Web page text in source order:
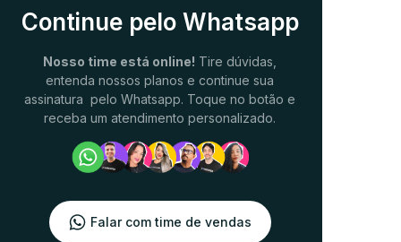
Continue pelo Whatsapp
Nosso time está online! Tire dúvidas,
entenda nossos planos e continue sua
assinatura pelo Whatsapp. Toque no botão e
receba um atendimento personalizado.
Falar com time de vendas